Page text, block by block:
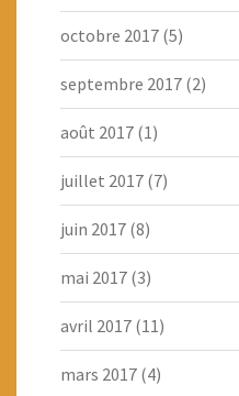
octobre 2017 (5)
septembre 2017 (2)
août 2017 (1)
juillet 2017 (7)
juin 2017 (8)
mai 2017 (3)
avril 2017 (11)
mars 2017 (4)